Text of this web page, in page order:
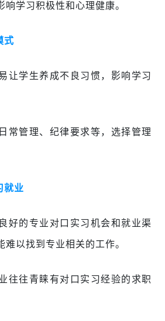
响学习积极性和心理健康。
式
让学生养成不良习惯，影响学习
常管理、纪律要求等，选择管理
就业
好的专业对口实习机会和就业渠
难以找到专业相关的工作。
往往青睐有对口实习经验的求职